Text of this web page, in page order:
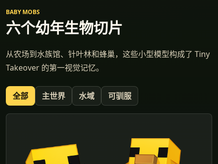
BABY MOBS
六个幼年生物切片
从农场到水族馆、针叶林和蜂巢，这些小型模型构成了 Tiny
Takeover 的第一视觉记忆。
全部 主世界 水域 可驯服